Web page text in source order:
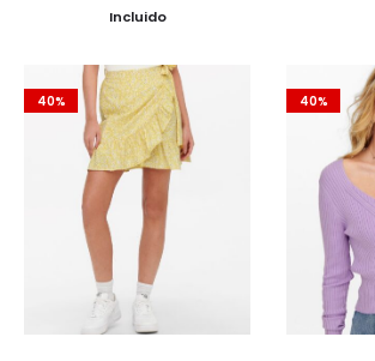
precio
era:
89,95€.
Incluido
40% 40%